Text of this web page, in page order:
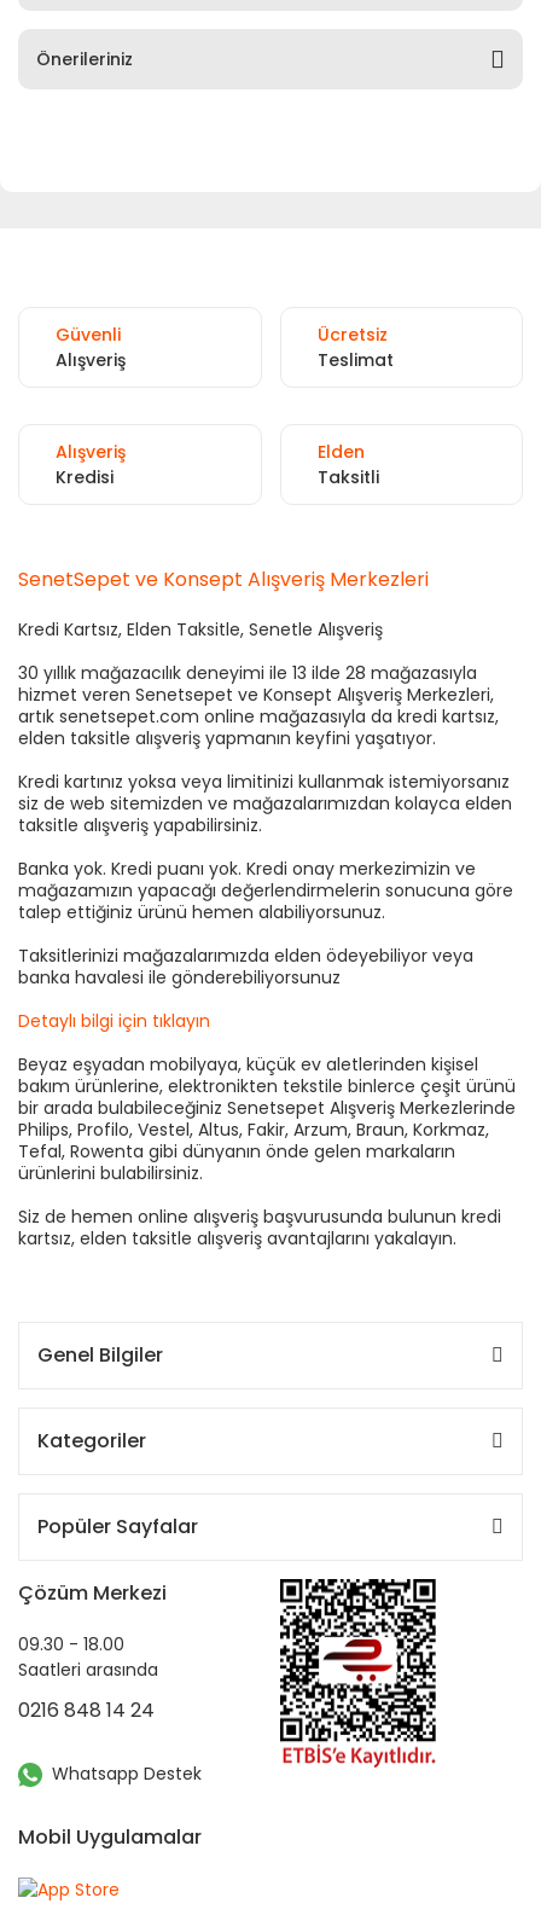
Önerileriniz
Güvenli
Alışveriş
Ücretsiz
Teslimat
Alışveriş
Kredisi
Elden
Taksitli
SenetSepet ve Konsept Alışveriş Merkezleri
Kredi Kartsız, Elden Taksitle, Senetle Alışveriş
30 yıllık mağazacılık deneyimi ile 13 ilde 28 mağazasıyla
hizmet veren Senetsepet ve Konsept Alışveriş Merkezleri,
artık senetsepet.com online mağazasıyla da kredi kartsız,
elden taksitle alışveriş yapmanın keyfini yaşatıyor.
Kredi kartınız yoksa veya limitinizi kullanmak istemiyorsanız
siz de web sitemizden ve mağazalarımızdan kolayca elden
taksitle alışveriş yapabilirsiniz.
Banka yok. Kredi puanı yok. Kredi onay merkezimizin ve
mağazamızın yapacağı değerlendirmelerin sonucuna göre
talep ettiğiniz ürünü hemen alabiliyorsunuz.
Taksitlerinizi mağazalarımızda elden ödeyebiliyor veya
banka havalesi ile gönderebiliyorsunuz
Detaylı bilgi için tıklayın
Beyaz eşyadan mobilyaya, küçük ev aletlerinden kişisel
bakım ürünlerine, elektronikten tekstile binlerce çeşit ürünü
bir arada bulabileceğiniz Senetsepet Alışveriş Merkezlerinde
Philips, Profilo, Vestel, Altus, Fakir, Arzum, Braun, Korkmaz,
Tefal, Rowenta gibi dünyanın önde gelen markaların
ürünlerini bulabilirsiniz.
Siz de hemen online alışveriş başvurusunda bulunun kredi
kartsız, elden taksitle alışveriş avantajlarını yakalayın.
Genel Bilgiler
Kategoriler
Popüler Sayfalar
Çözüm Merkezi
09.30 - 18.00
Saatleri arasında
0216 848 14 24
Whatsapp Destek
Mobil Uygulamalar